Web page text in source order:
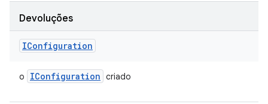
Devoluções
IConfiguration
o IConfiguration criado